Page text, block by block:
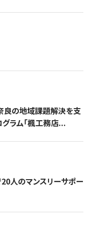
良の地域課題解決を支
ラム「楓工務店...
20人のマンスリーサポー